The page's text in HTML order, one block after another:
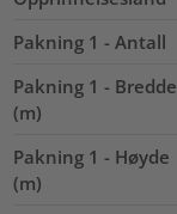
Pakning 1 - Antall
Pakning 1 - Bredde
(m)
Pakning 1 - Høyde
(m)